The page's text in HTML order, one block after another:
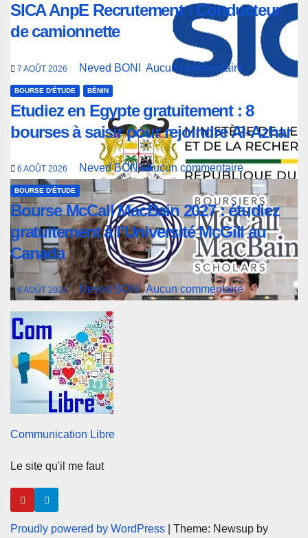
SICA AnpE Recrutement : Conducteur
de camionnette
7 AOÛT 2026 Neved BONI Aucun commentaire
BOURSE D'ÉTUDE BÉNIN
Etudiez en Egypte gratuitement : 8
bourses à saisir pour rejoindre Al-Azhar
6 AOÛT 2026 Neved BONIAucun commentaire
BOURSE D'ÉTUDE
Bourse McCall MacBain 2027 : étudiez
gratuitement à l’Université McGill au
Canada
6 AOÛT 2026 Neved BONIAucun commentaire
Communication Libre
Le site qu'il me faut
Proudly powered by WordPress Theme: Newsup by